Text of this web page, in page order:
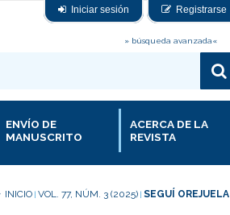
Iniciar sesión Registrarse
» búsqueda avanzada«
ENVÍO DE
MANUSCRITO
ACERCA DE LA
REVISTA
INICIO VOL. 77, NÚM. 3 (2025) SEGUÍ OREJUELA